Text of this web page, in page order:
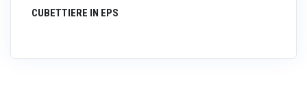
CUBETTIERE IN EPS